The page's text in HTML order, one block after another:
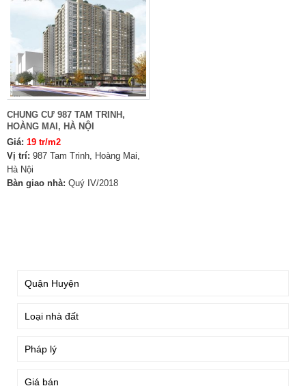
CHUNG CƯ 987 TAM TRINH,
HOÀNG MAI, HÀ NỘI
Giá: 19 tr/m2
Vị trí: 987 Tam Trinh, Hoàng Mai,
Hà Nội
Bàn giao nhà: Quý IV/2018